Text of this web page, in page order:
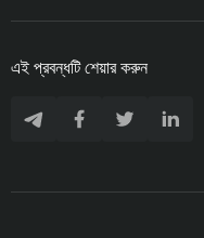
এই প্রবন্ধটি শেয়ার করুন